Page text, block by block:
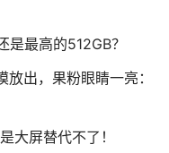
是最高的512GB？
出，果粉眼睛一亮：
大屏替代不了！